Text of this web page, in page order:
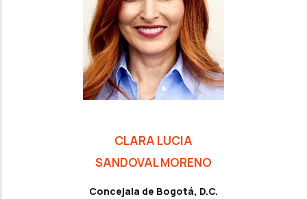
CLARA LUCIA
SANDOVAL MORENO
Concejala de Bogotá, D.C.